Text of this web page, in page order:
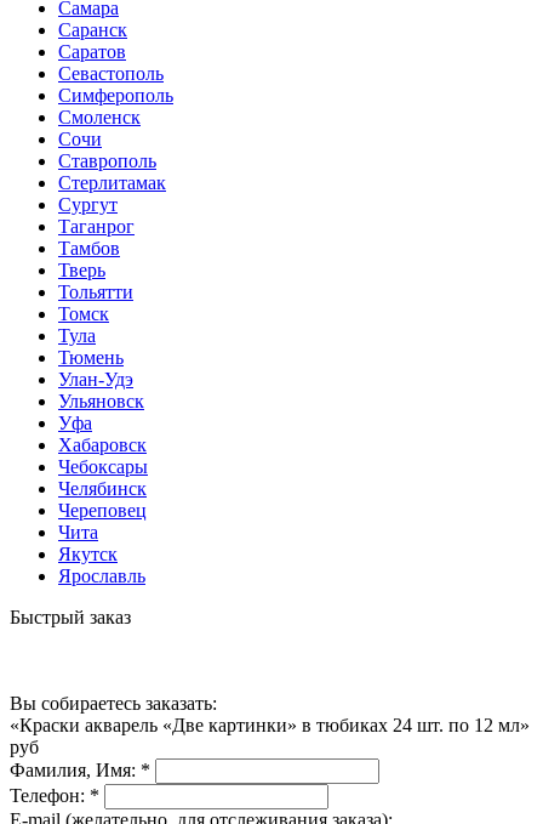
Самара
Саранск
Саратов
Севастополь
Симферополь
Смоленск
Сочи
Ставрополь
Стерлитамак
Сургут
Таганрог
Тамбов
Тверь
Тольятти
Томск
Тула
Тюмень
Улан-Удэ
Ульяновск
Уфа
Хабаровск
Чебоксары
Челябинск
Череповец
Чита
Якутск
Ярославль
Быстрый заказ
Вы собираетесь заказать:
«Краски акварель «Две картинки» в тюбиках 24 шт. по 12 мл»
руб
Фамилия, Имя: *
Телефон: *
E-mail (желательно, для отслеживания заказа):